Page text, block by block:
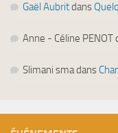
Gaël Aubritdans
Anne - Céline PENOT
Slimani smadans